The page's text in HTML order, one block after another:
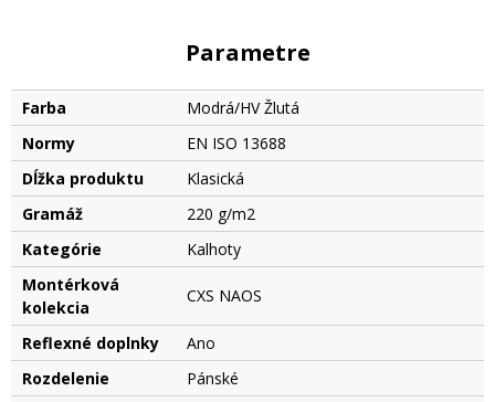
Parametre
Farba
Modrá/HV Žlutá
Normy
EN ISO 13688
Dĺžka produktu
Klasická
Gramáž
220 g/m2
Kategórie
Kalhoty
Montérková
kolekcia
CXS NAOS
Reflexné doplnky
Ano
Rozdelenie
Pánské